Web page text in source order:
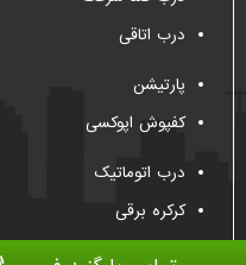
درب اتاقی
پارتیشن
کفپوش اپوکسی
درب اتوماتیک
کرکره برقی